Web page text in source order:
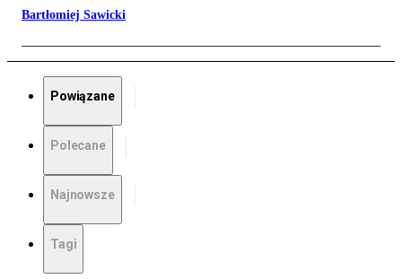
Bartłomiej Sawicki
Powiązane
Polecane
Najnowsze
Tagi